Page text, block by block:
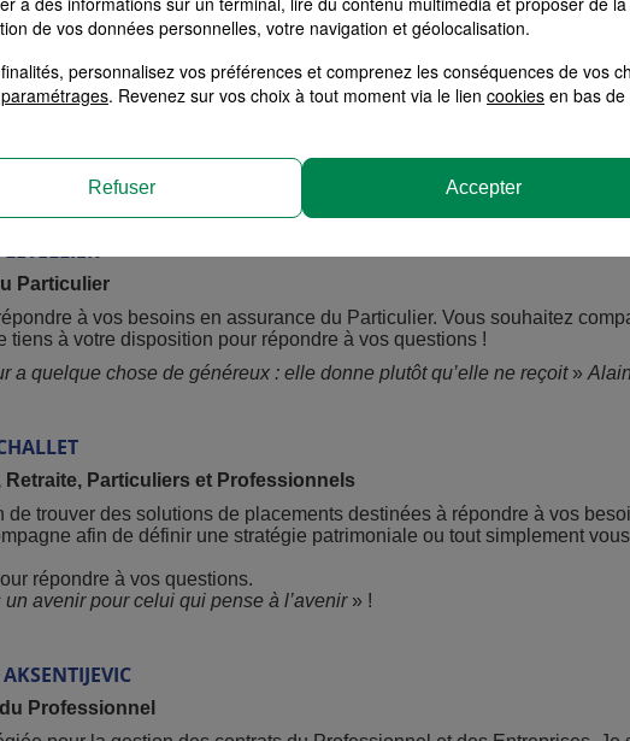
répondre à toutes vos questions en matière d'assurance habitation,
actuels sont toujours adaptés à vos besoins ?
un bilan complet. Mon objectif : vous conseiller en toute transparence et
le meilleur de nous-mêmes»
LETELLIER
Particulier
à vos besoins en assurance du Particulier. Vous souhaitez
tiens à votre disposition pour répondre à vos questions !
a quelque chose de généreux : elle donne plutôt qu’elle ne reçoit »
Particuliers et Professionnels
de trouver des solutions de placements destinées à répondre à vos
afin de définir une stratégie patrimoniale ou tout simplement
répondre à vos questions.
un avenir pour celui qui pense à l’avenir» !
AKSENTIJEVIC
Professionnel
de vos données personnelles, votre navigation et géolocalisation.
personnalisez vos préférences et comprenez les conséquences de vos
. Revenez sur vos choix à tout moment via le lien cookies en bas de
Refuser Accepter